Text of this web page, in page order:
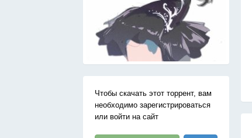
Чтобы скачать этот торрент, вам
необходимо зарегистрироваться
или войти на сайт